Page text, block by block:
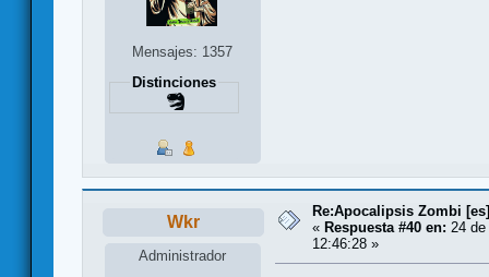
Mensajes: 1357
Distinciones
Wkr
Administrador
Re:Apocalipsis Zombi [es]
« Respuesta #40 en: 24
12:46:28 »